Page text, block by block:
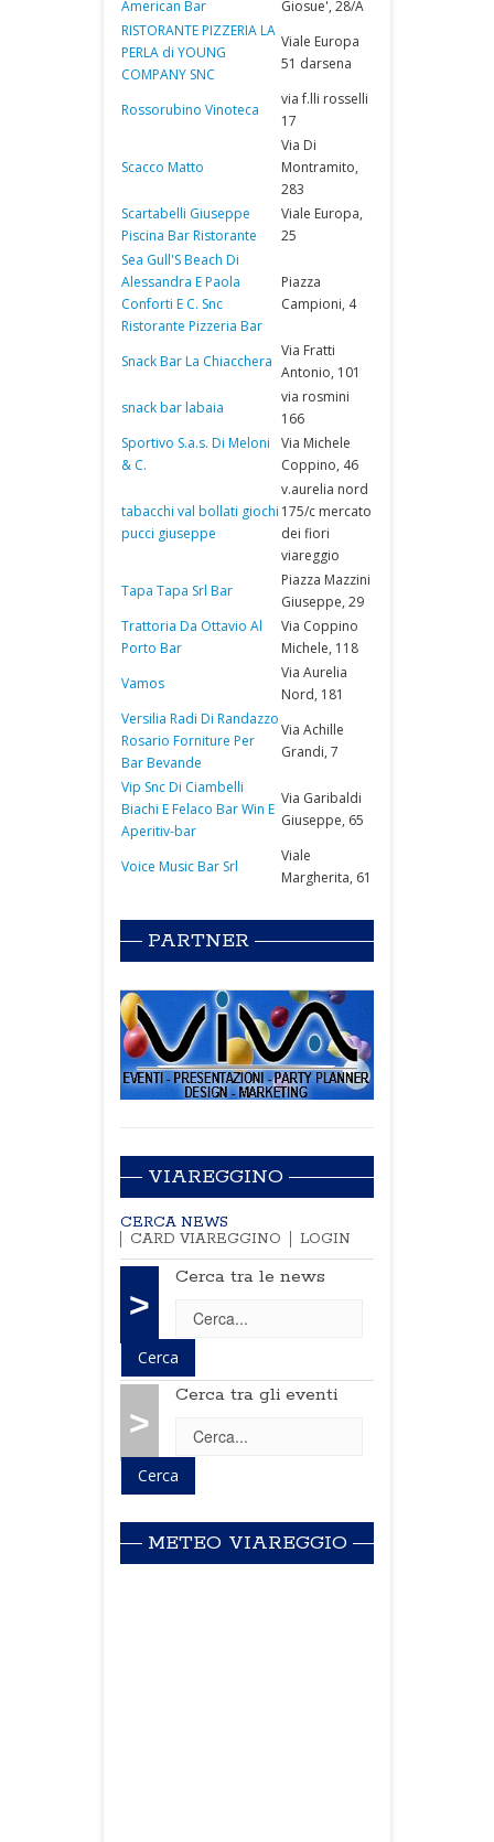
American Bar
Giosue', 28/A
RISTORANTE PIZZERIA LA
PERLA di YOUNG
COMPANY SNC
Viale Europa
51 darsena
Rossorubino Vinoteca
via f.lli rosselli
17
Scacco Matto
Via Di
Montramito,
283
Scartabelli Giuseppe
Piscina Bar Ristorante
Viale Europa,
25
Sea Gull'S Beach Di
Alessandra E Paola
Conforti E C. Snc
Ristorante Pizzeria Bar
Piazza
Campioni, 4
Snack Bar La Chiacchera
Via Fratti
Antonio, 101
snack bar labaia
via rosmini
166
Sportivo S.a.s. Di Meloni
& C.
Via Michele
Coppino, 46
tabacchi val bollati giochi
pucci giuseppe
v.aurelia nord
175/c mercato
dei fiori
viareggio
Tapa Tapa Srl Bar
Piazza Mazzini
Giuseppe, 29
Trattoria Da Ottavio Al
Porto Bar
Via Coppino
Michele, 118
Vamos
Via Aurelia
Nord, 181
Versilia Radi Di Randazzo
Rosario Forniture Per
Bar Bevande
Via Achille
Grandi, 7
Vip Snc Di Ciambelli
Biachi E Felaco Bar Win E
Aperitiv-bar
Via Garibaldi
Giuseppe, 65
Voice Music Bar Srl
Viale
Margherita, 61
PARTNER
VIAREGGINO
CERCA NEWS
CARD VIAREGGINO
LOGIN
>
Cerca tra le news
>
Cerca tra gli eventi
METEO VIAREGGIO